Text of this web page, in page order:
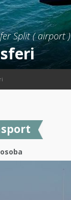
Split ( airport